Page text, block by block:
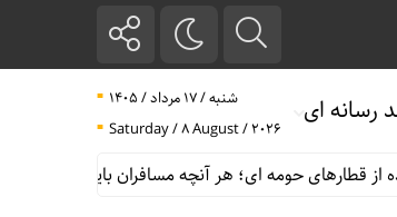
رسانه ای
شنبه / ۱۷ مرداد / ۱۴۰۵
Saturday / 8 August / 2026
ای؛ هر آنچه مسافران باید بدانند